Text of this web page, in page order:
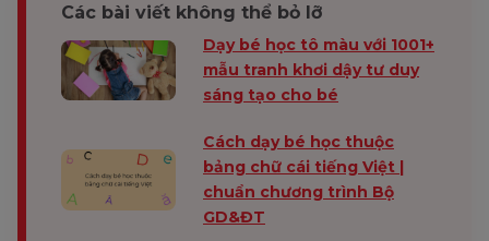
Các bài viết không thể bỏ lỡ
Dạy bé học tô màu với 1001+
mẫu tranh khơi dậy tư duy
sáng tạo cho bé
Cách dạy bé học thuộc
bảng chữ cái tiếng Việt |
chuẩn chương trình Bộ
GD&ĐT